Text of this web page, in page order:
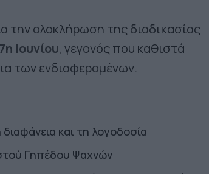
την ολοκλήρωση της διαδικασίας
Ιουνίου, γεγονός που καθιστά
των ενδιαφερομένων.
και τη λογοδοσία
Γηπέδου Ψαχνών